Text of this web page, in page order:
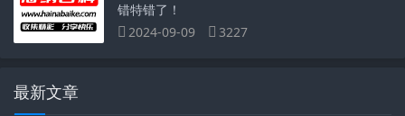
错特错了！
2024-09-09
3227
最新文章